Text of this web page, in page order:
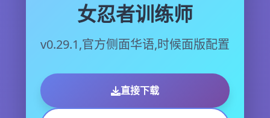
女忍者训练师
v0.29.1,官方侧面华语,时候面版配置
直接下载